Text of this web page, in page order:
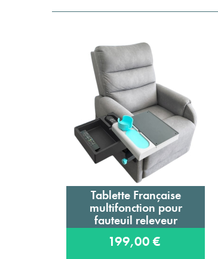
Ajouter au panier
Tablette Française
multifonction pour
fauteuil releveur
199,00 €